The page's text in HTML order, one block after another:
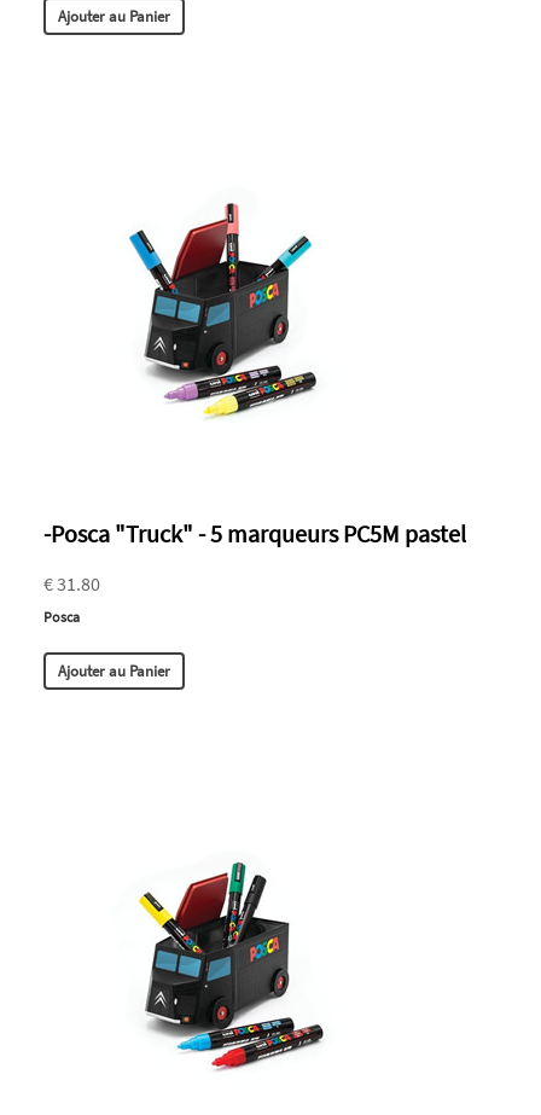
Ajouter au Panier
-Posca "Truck" - 5 marqueurs PC5M pastel
€ 31.80
Posca
Ajouter au Panier